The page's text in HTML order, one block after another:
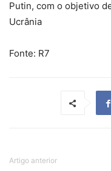
Putin, com o objetivo
Ucrânia
Fonte: R7
Artigo anterior